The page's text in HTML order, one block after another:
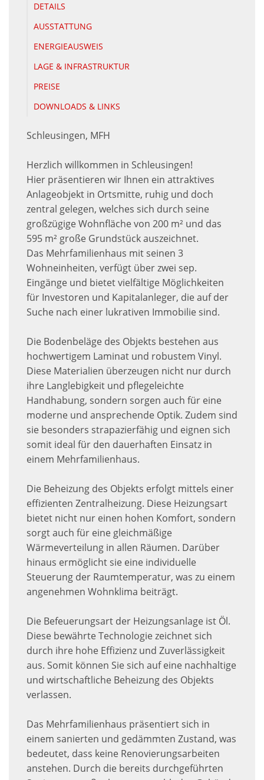
DETAILS
AUSSTATTUNG
ENERGIEAUSWEIS
LAGE & INFRASTRUKTUR
PREISE
DOWNLOADS & LINKS
Schleusingen, MFH
Herzlich willkommen in Schleusingen!
Hier präsentieren wir Ihnen ein attraktives
Anlageobjekt in Ortsmitte, ruhig und doch
zentral gelegen, welches sich durch seine
großzügige Wohnfläche von 200 m² und das
595 m² große Grundstück auszeichnet.
Das Mehrfamilienhaus mit seinen 3
Wohneinheiten, verfügt über zwei sep.
Eingänge und bietet vielfältige Möglichkeiten
für Investoren und Kapitalanleger, die auf der
Suche nach einer lukrativen Immobilie sind.
Die Bodenbeläge des Objekts bestehen aus
hochwertigem Laminat und robustem Vinyl.
Diese Materialien überzeugen nicht nur durch
ihre Langlebigkeit und pflegeleichte
Handhabung, sondern sorgen auch für eine
moderne und ansprechende Optik. Zudem sind
sie besonders strapazierfähig und eignen sich
somit ideal für den dauerhaften Einsatz in
einem Mehrfamilienhaus.
Die Beheizung des Objekts erfolgt mittels einer
effizienten Zentralheizung. Diese Heizungsart
bietet nicht nur einen hohen Komfort, sondern
sorgt auch für eine gleichmäßige
Wärmeverteilung in allen Räumen. Darüber
hinaus ermöglicht sie eine individuelle
Steuerung der Raumtemperatur, was zu einem
angenehmen Wohnklima beiträgt.
Die Befeuerungsart der Heizungsanlage ist Öl.
Diese bewährte Technologie zeichnet sich
durch ihre hohe Effizienz und Zuverlässigkeit
aus. Somit können Sie sich auf eine nachhaltige
und wirtschaftliche Beheizung des Objekts
verlassen.
Das Mehrfamilienhaus präsentiert sich in
einem sanierten und gedämmten Zustand, was
bedeutet, dass keine Renovierungsarbeiten
anstehen. Durch die bereits durchgeführten